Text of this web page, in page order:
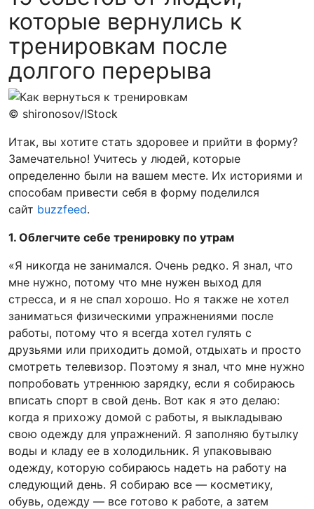
которые вернулись к
тренировкам после
долгого перерыва
© shironosov/IStock
Итак, вы хотите стать здоровее и прийти в форму?
Замечательно! Учитесь у людей, которые
определенно были на вашем месте. Их историями и
способам привести себя в форму поделился
сайт buzzfeed.
1. Облегчите себе тренировку по утрам
«Я никогда не занимался. Очень редко. Я знал, что
мне нужно, потому что мне нужен выход для
стресса, и я не спал хорошо. Но я также не хотел
заниматься физическими упражнениями после
работы, потому что я всегда хотел гулять с
друзьями или приходить домой, отдыхать и просто
смотреть телевизор. Поэтому я знал, что мне нужно
попробовать утреннюю зарядку, если я собираюсь
вписать спорт в свой день. Вот как я это делаю:
когда я прихожу домой с работы, я выкладываю
свою одежду для упражнений. Я заполняю бутылку
воды и кладу ее в холодильник. Я упаковываю
одежду, которую собираюсь надеть на работу на
следующий день. Я собираю все — косметику,
обувь, одежду — все готово к работе, а затем